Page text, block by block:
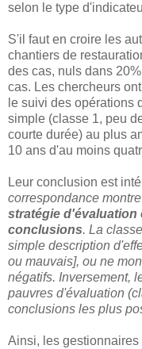
selon le type
S'il faut en croire les
chantiers de
des cas, nuls dans
cas. Les chercheurs
le suivi des opérations
simple (classe 1, peu
courte durée) au plus
10 ans d'au moins
Leur conclusion est
correspondance
stratégie d'évaluation
conclusions. La
simple description
ou mauvais], ou ne
négatifs. Inversement,
pauvres d'évaluation
conclusions les plus
Ainsi, les